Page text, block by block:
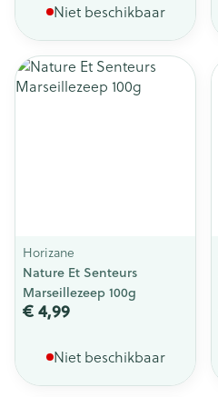
Niet beschikbaar
Horizane
Nature Et Senteurs
Marseillezeep 100g
€ 4,99
Niet beschikbaar